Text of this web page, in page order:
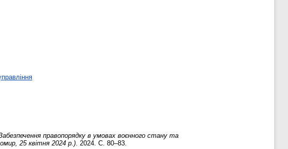
правопорядку в умовах воєнного стану та
25 квітня 2024 р.). 2024. С. 80–83.